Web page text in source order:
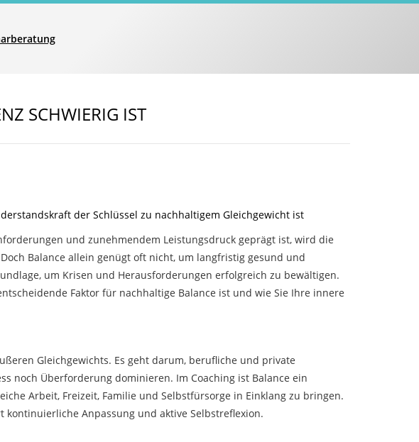
SCHWIERIG IST
der Schlüssel zu nachhaltigem Gleichgewicht ist
und zunehmendem Leistungsdruck geprägt ist, wird die
Balance allein genügt oft nicht, um langfristig gesund und
um Krisen und Herausforderungen erfolgreich zu bewältigen.
Faktor für nachhaltige Balance ist und wie Sie Ihre innere
Gleichgewichts. Es geht darum, berufliche und private
noch Überforderung dominieren. Im Coaching ist Balance ein
Arbeit, Freizeit, Familie und Selbstfürsorge in Einklang zu bringen.
kontinuierliche Anpassung und aktive Selbstreflexion.